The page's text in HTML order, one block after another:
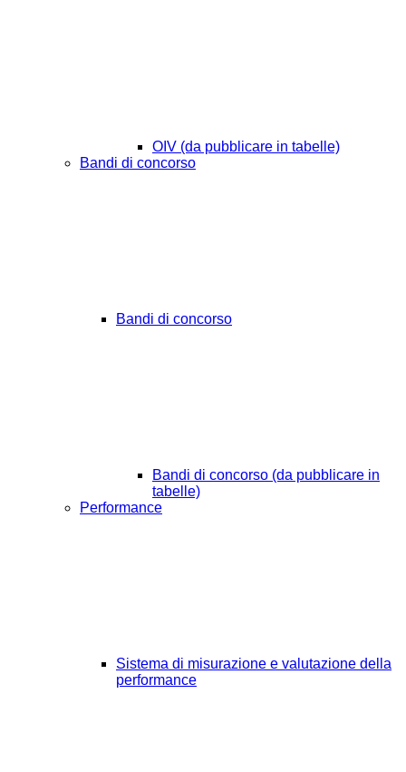
OIV (da pubblicare in tabelle)
Bandi di concorso
Bandi di concorso
Bandi di concorso (da pubblicare in
tabelle)
Performance
Sistema di misurazione e valutazione della
performance